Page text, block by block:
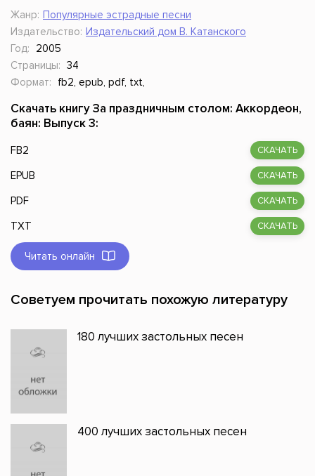
Жанр: Популярные эстрадные песни
Издательство: Издательский дом В. Катанского
Год:
2005
Страницы: 34
Формат:
fb2, epub, pdf, txt,
Скачать книгу За праздничным столом: Аккордеон,
баян: Выпуск 3:
FB2 СКАЧАТЬ
EPUB СКАЧАТЬ
PDF СКАЧАТЬ
TXT СКАЧАТЬ
Читать онлайн
Советуем прочитать похожую литературу
180 лучших застольных песен
400 лучших застольных песен